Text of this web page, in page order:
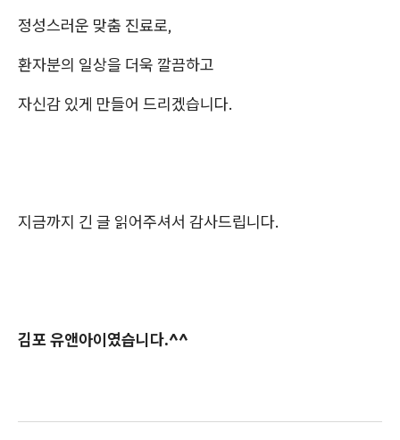
정성스러운 맞춤 진료로,
환자분의 일상을 더욱 깔끔하고
자신감 있게 만들어 드리겠습니다.
지금까지 긴 글 읽어주셔서 감사드립니다.
김포 유앤아이였습니다.^^